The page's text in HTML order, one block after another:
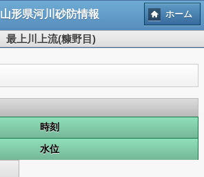
山形県河川砂防情報 ホーム
最上川上流(糠野目)
時刻
水位